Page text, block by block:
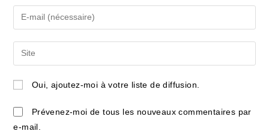
name
comment
Enter
your
email
address
comment
Saisir
l’URL
de
site
(facultatif)
Oui, ajoutez-moi à votre liste de diffusion.
Prévenez-moi de tous les nouveaux commentaires par
e-mail.